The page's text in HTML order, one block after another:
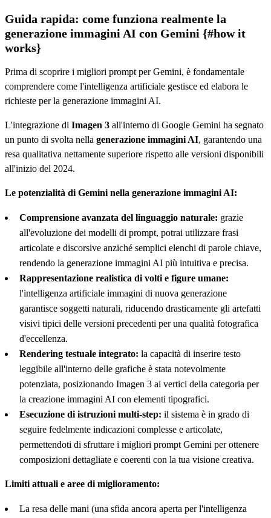
Guida rapida: come funziona realmente la
generazione immagini AI con Gemini {#how it
works}
Prima di scoprire i migliori prompt per Gemini, è fondamentale
comprendere come l'intelligenza artificiale gestisce ed elabora le
richieste per la generazione immagini AI.
L'integrazione di Imagen 3 all'interno di Google Gemini ha segnato
un punto di svolta nella generazione immagini AI, garantendo una
resa qualitativa nettamente superiore rispetto alle versioni disponibili
all'inizio del 2024.
Le potenzialità di Gemini nella generazione immagini AI:
Comprensione avanzata del linguaggio naturale: grazie
all'evoluzione dei modelli di prompt, potrai utilizzare frasi
articolate e discorsive anziché semplici elenchi di parole chiave,
rendendo la generazione immagini AI più intuitiva e precisa.
Rappresentazione realistica di volti e figure umane:
l'intelligenza artificiale immagini di nuova generazione
garantisce soggetti naturali, riducendo drasticamente gli artefatti
visivi tipici delle versioni precedenti per una qualità fotografica
d'eccellenza.
Rendering testuale integrato: la capacità di inserire testo
leggibile all'interno delle grafiche è stata notevolmente
potenziata, posizionando Imagen 3 ai vertici della categoria per
la creazione immagini AI con elementi tipografici.
Esecuzione di istruzioni multi-step: il sistema è in grado di
seguire fedelmente indicazioni complesse e articolate,
permettendoti di sfruttare i migliori prompt Gemini per ottenere
composizioni dettagliate e coerenti con la tua visione creativa.
Limiti attuali e aree di miglioramento:
La resa delle mani (una sfida ancora aperta per l'intelligenza